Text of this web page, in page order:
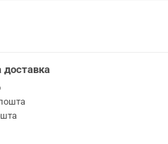
доставка